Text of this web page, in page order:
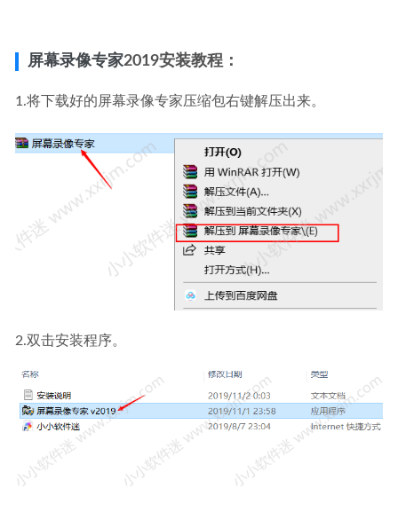
屏幕录像专家2019安装教程：
1.将下载好的屏幕录像专家压缩包右键解压出来。
2.双击安装程序。